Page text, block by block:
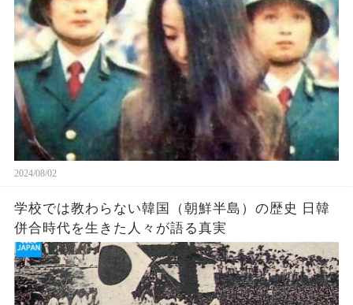
2024/08/02
学校では教わらない韓国（朝鮮半島）の歴史 日韓
併合時代を生きた人々が語る真実